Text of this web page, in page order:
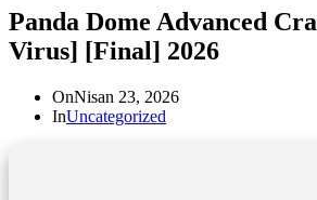
Panda Dome Advanced
Virus] [Final] 2026
OnNisan 23, 2026
InUncategorized